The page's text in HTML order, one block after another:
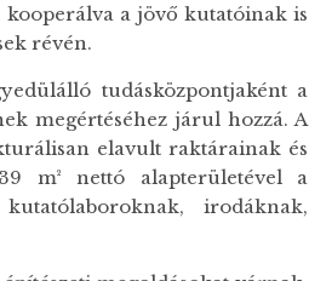
kooperálva a jövő kutatóinak is
révén.
tudásközpontjaként a
megértéséhez járul hozzá. A
elavult raktárainak és
m² nettó alapterületével a
irodáknak,